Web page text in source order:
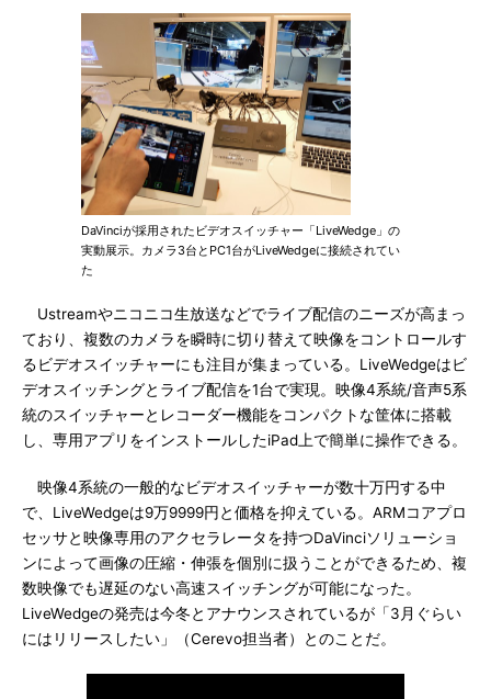
DaVinciが採用されたビデオスイッチャー「LiveWedge」の
実動展示。カメラ3台とPC1台がLiveWedgeに接続されてい
た
Ustreamやニコニコ生放送などでライブ配信のニーズが高まっ
ており、複数のカメラを瞬時に切り替えて映像をコントロールす
るビデオスイッチャーにも注目が集まっている。LiveWedgeはビ
デオスイッチングとライブ配信を1台で実現。映像4系統/音声5系
統のスイッチャーとレコーダー機能をコンパクトな筐体に搭載
し、専用アプリをインストールしたiPad上で簡単に操作できる。
映像4系統の一般的なビデオスイッチャーが数十万円する中
で、LiveWedgeは9万9999円と価格を抑えている。ARMコアプロ
セッサと映像専用のアクセラレータを持つDaVinciソリューショ
ンによって画像の圧縮・伸張を個別に扱うことができるため、複
数映像でも遅延のない高速スイッチングが可能になった。
LiveWedgeの発売は今冬とアナウンスされているが「3月ぐらい
にはリリースしたい」（Cerevo担当者）とのことだ。